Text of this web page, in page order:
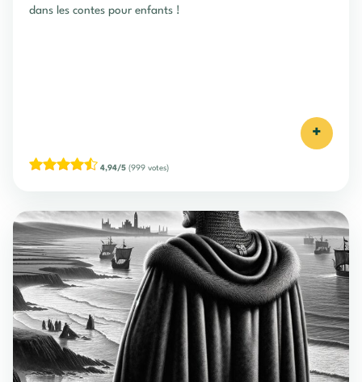
dans les contes pour enfants !
+
4,94/5 (999 votes)